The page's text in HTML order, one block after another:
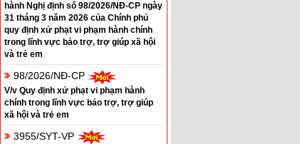
hành Nghị định số 98/2026/NĐ-CP ngày
31 tháng 3 năm 2026 của Chính phủ
quy định xử phạt vi phạm hành chính
trong lĩnh vực bảo trợ, trợ giúp xã hội
và trẻ em
98/2026/NĐ-CP
V/v Quy định xử phạt vi phạm hành
chính trong lĩnh vực bảo trợ, trợ giúp
xã hội và trẻ em
3955/SYT-VP